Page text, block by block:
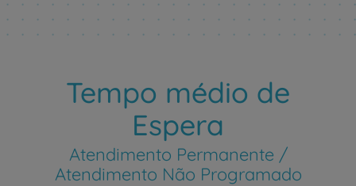
Tempo médio de
Espera
Atendimento Permanente /
Atendimento Não Programado